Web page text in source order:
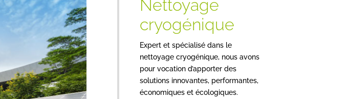
Nettoyage
cryogénique
Expert et spécialisé dans le
nettoyage cryogénique, nous avons
pour vocation d’apporter des
solutions innovantes, performantes,
économiques et écologiques.